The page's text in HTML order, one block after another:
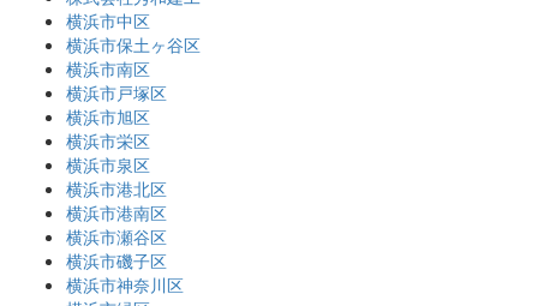
横浜市中区
横浜市保土ヶ谷区
横浜市南区
横浜市戸塚区
横浜市旭区
横浜市栄区
横浜市泉区
横浜市港北区
横浜市港南区
横浜市瀬谷区
横浜市磯子区
横浜市神奈川区